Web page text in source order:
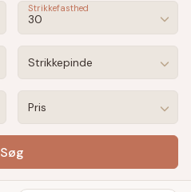
30
Strikkefasthed
Strikkepinde
Pris
Søg